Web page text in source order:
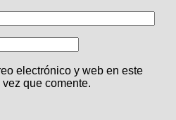
electrónico y web en este
que comente.